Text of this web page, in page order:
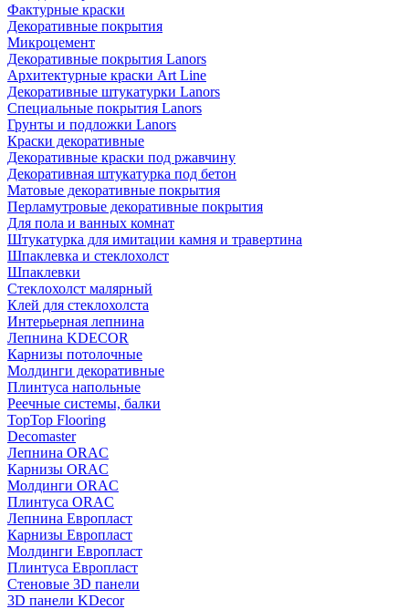
Фактурные краски
Декоративные покрытия
Микроцемент
Декоративные покрытия Lanors
Архитектурные краски Art Line
Декоративные штукатурки Lanors
Специальные покрытия Lanors
Грунты и подложки Lanors
Краски декоративные
Декоративные краски под ржавчину
Декоративная штукатурка под бетон
Матовые декоративные покрытия
Перламутровые декоративные покрытия
Для пола и ванных комнат
Штукатурка для имитации камня и травертина
Шпаклевка и стеклохолст
Шпаклевки
Стеклохолст малярный
Клей для стеклохолста
Интерьерная лепнина
Лепнина KDECOR
Карнизы потолочные
Молдинги декоративные
Плинтуса напольные
Реечные системы, балки
TopTop Flooring
Decomaster
Лепнина ORAC
Карнизы ORAC
Молдинги ORAC
Плинтуса ORAC
Лепнина Европласт
Карнизы Европласт
Молдинги Европласт
Плинтуса Европласт
Стеновые 3D панели
3D панели KDecor